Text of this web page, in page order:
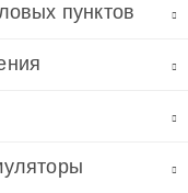
пунктов